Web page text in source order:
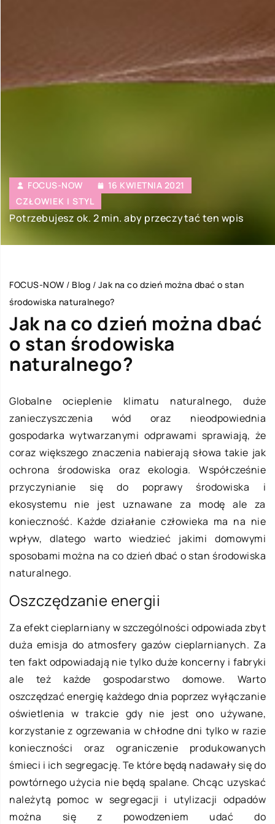
FOCUS-NOW
16 KWIETNIA 2021
CZŁOWIEK I STYL
Potrzebujesz ok. 2 min. aby przeczytać ten wpis
FOCUS-NOW / Blog / Jak na co dzień można dbać o stan
środowiska naturalnego?
Jak na co dzień można dbać
o stan środowiska
naturalnego?
Globalne ocieplenie klimatu naturalnego, duże
zanieczyszczenia wód oraz nieodpowiednia
gospodarka wytwarzanymi odprawami sprawiają, że
coraz większego znaczenia nabierają słowa takie jak
ochrona środowiska oraz ekologia. Współcześnie
przyczynianie się do poprawy środowiska i
ekosystemu nie jest uznawane za modę ale za
konieczność. Każde działanie człowieka ma na nie
wpływ, dlatego warto wiedzieć jakimi domowymi
sposobami można na co dzień dbać o stan środowiska
naturalnego.
Oszczędzanie energii
Za efekt cieplarniany w szczególności odpowiada zbyt
duża emisja do atmosfery gazów cieplarnianych. Za
ten fakt odpowiadają nie tylko duże koncerny i fabryki
ale też każde gospodarstwo domowe. Warto
oszczędzać energię każdego dnia poprzez wyłączanie
oświetlenia w trakcie gdy nie jest ono używane,
korzystanie z ogrzewania w chłodne dni tylko w razie
konieczności oraz ograniczenie produkowanych
śmieci i ich segregację. Te które będą nadawały się do
powtórnego użycia nie będą spalane. Chcąc uzyskać
należytą pomoc w segregacji i utylizacji odpadów
można się z powodzeniem udać do